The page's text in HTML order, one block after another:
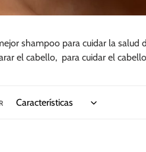
shampoo para cuidar la
el cabello, para cuidar el